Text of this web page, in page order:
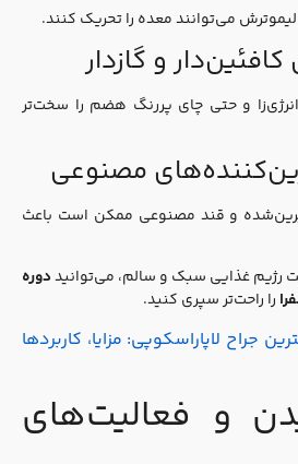
می‌توانند معده را تحریک کنند.
و حتی چای پررنگ هضم را سخت‌تر
و قند مصنوعی ممکن است باعث
رژیم غذایی سبک و سالم، می‌توانیددوره
راحت‌تر سپری کنید.
جراح لاپاراسکوپی: مزایا، کاربردها
و فعالیت‌های